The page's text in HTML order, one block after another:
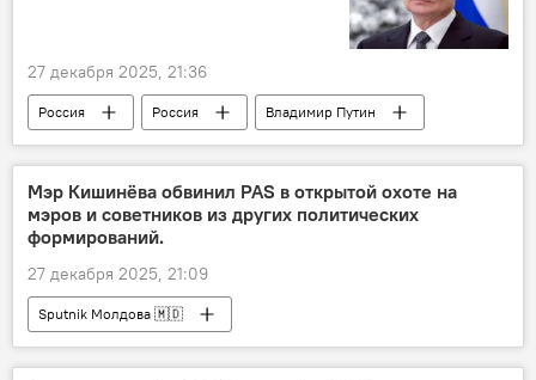
27 декабря 2025, 21:36
Россия Россия
Владимир Путин
Киев
Украина Запад
Мэр Кишинёва обвинил PAS в открытой охоте на
мэров и советников из других политических
формирований.
27 декабря 2025, 21:09
Sputnik Молдова 🇲🇩